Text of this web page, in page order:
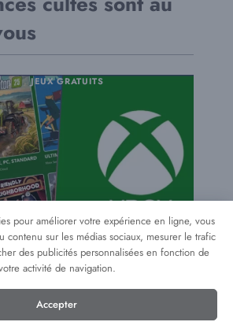
, JEUX GRATUITS
pour améliorer votre expérience en ligne, vous
contenu sur les médias sociaux, mesurer le trafic
des publicités personnalisées en fonction de
activité de navigation.
Accepter